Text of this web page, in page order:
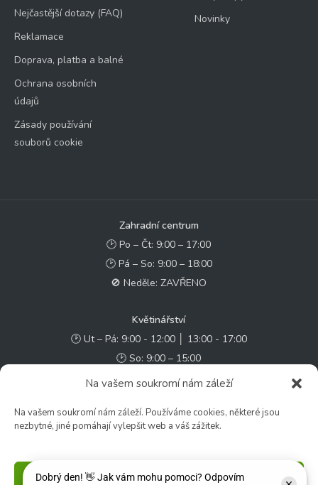
Na vašem soukromí nám záleží
Na vašem soukromí nám záleží. Používáme cookies, některé jsou
nezbytné, jiné pomáhají vylepšit web a váš zážitek.
Příjmout
Nejčastější dotazy (FAQ)
Reklamace
Doprava, platba a balné
Ochrana osobních
údajů
Zásady používání
souborů cookie
Novinky
Zahradní centrum
🕑 Po – Čt: 9:00 – 17:00
🕑 Pá – So: 9:00 – 18:00
🚫 Neděle: ZAVŘENO
Květinářství
🕑 Ut – Pá: 9:00 - 12:00 │ 13:00 - 17:00
🕑 So: 9:00 – 15:00
🚫 Ne - Po: ZAVŘENO
Rychlý kontakt:
Sledujte nás: